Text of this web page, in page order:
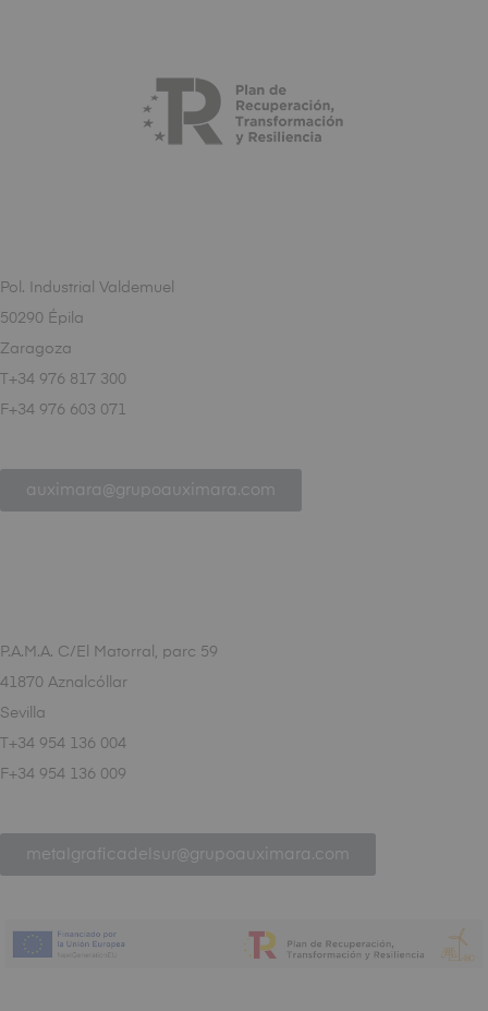
Pol. Industrial Valdemuel
50290 Épila
Zaragoza
T+34 976 817 300
F+34 976 603 071
auximara@grupoauximara.com
P.A.M.A. C/El Matorral, parc 59
41870 Aznalcóllar
Sevilla
T+34 954 136 004
F+34 954 136 009
metalgraficadelsur@grupoauximara.com